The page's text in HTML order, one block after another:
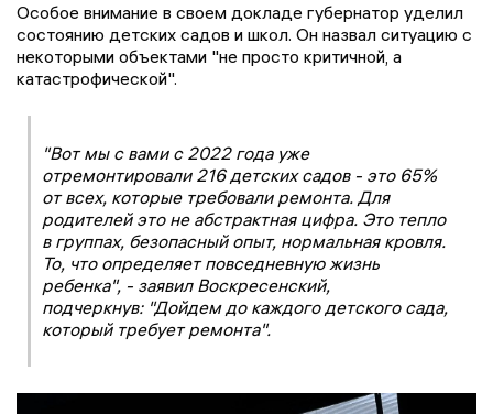
Особое внимание в своем докладе губернатор уделил
состоянию детских садов и школ. Он назвал ситуацию с
некоторыми объектами "не просто критичной, а
катастрофической".
"Вот мы с вами с 2022 года уже
отремонтировали 216 детских садов - это 65%
от всех, которые требовали ремонта. Для
родителей это не абстрактная цифра. Это тепло
в группах, безопасный опыт, нормальная кровля.
То, что определяет повседневную жизнь
ребенка", - заявил Воскресенский,
подчеркнув: "Дойдем до каждого детского сада,
который требует ремонта".